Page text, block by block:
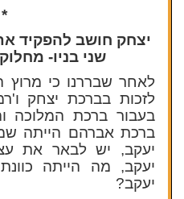
*
יצחק חושב להפקיד
שני בניו-
לאחר שבררנו כי מרוץ
לזכות בברכת יצחק
בעבור ברכת המלוכה
ברכת אברהם הייתה
יעקב, יש לבאר את
יעקב, מה הייתה
יעקב?